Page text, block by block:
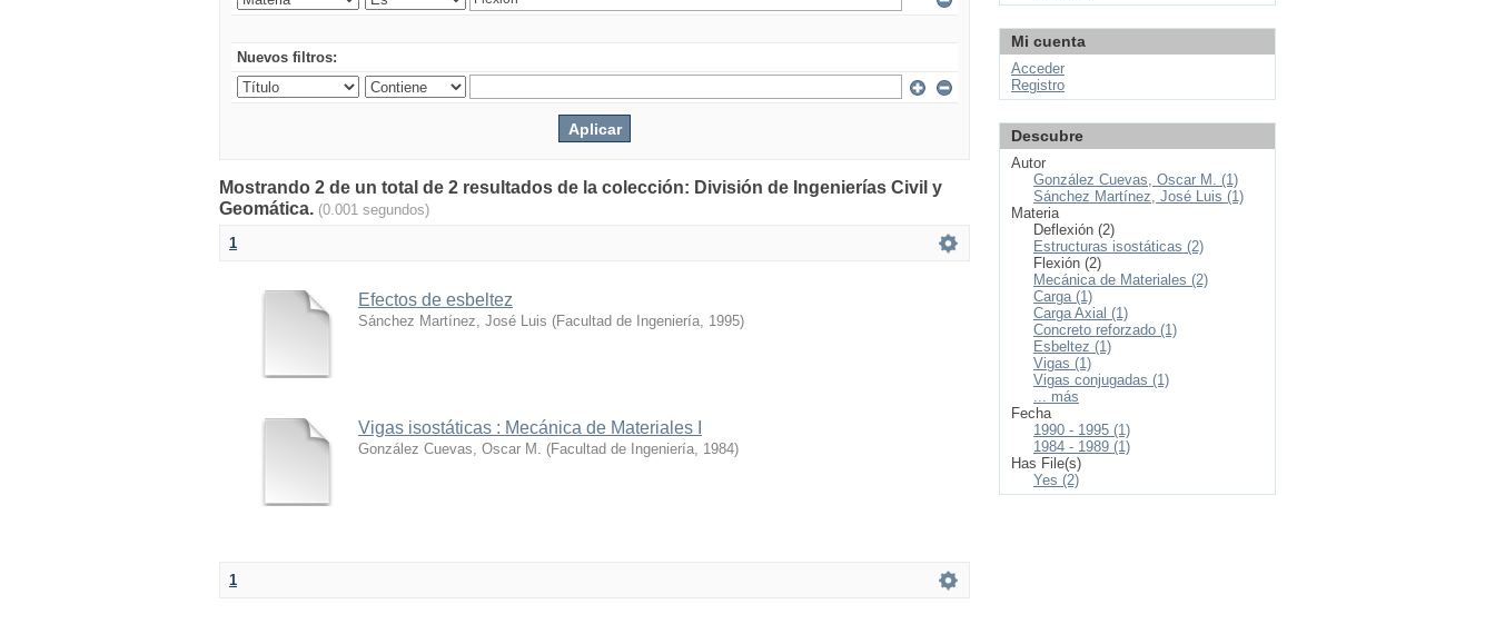
Nuevos filtros:
Mostrando 2 de un total de 2 resultados de la colección: División de Ingenierías Civil y
Geomática. (0.001 segundos)
1
Efectos de esbeltez
Sánchez Martínez, José Luis (Facultad de Ingeniería, 1995)
Vigas isostáticas : Mecánica de Materiales I
González Cuevas, Oscar M. (Facultad de Ingeniería, 1984)
1
Mi cuenta
Acceder
Registro
Descubre
Autor
González Cuevas, Oscar M. (1)
Sánchez Martínez, José Luis (1)
Materia
Deflexión (2)
Estructuras isostáticas (2)
Flexión (2)
Mecánica de Materiales (2)
Carga (1)
Carga Axial (1)
Concreto reforzado (1)
Esbeltez (1)
Vigas (1)
Vigas conjugadas (1)
... más
Fecha
1990 - 1995 (1)
1984 - 1989 (1)
Has File(s)
Yes (2)